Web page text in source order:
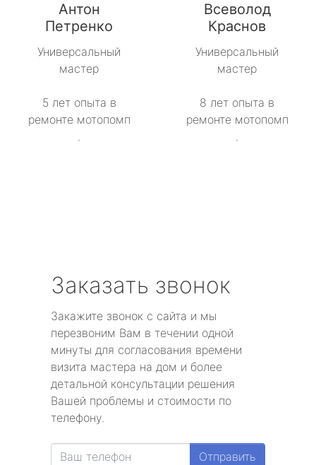
Антон
Петренко
Универсальный
мастер
5 лет опыта в
ремонте мотопомп
.
Всеволод
Краснов
Универсальный
мастер
8 лет опыта в
ремонте мотопомп
.
Заказать звонок
Закажите звонок с сайта и мы
перезвоним Вам в течении одной
минуты для согласования времени
визита мастера на дом и более
детальной консультации решения
Вашей проблемы и стоимости по
телефону.
Отправить